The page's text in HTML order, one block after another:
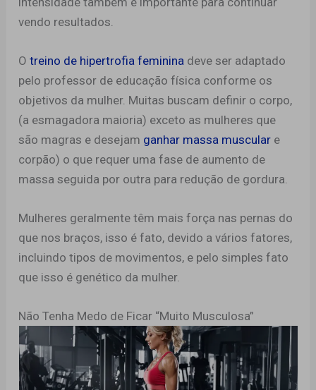
vendo resultados.
Otreino de hipertrofia feminina deve ser adaptado
pelo professor de educação física conforme os
objetivos da mulher. Muitas buscam definir o corpo,
(a esmagadora maioria) exceto as mulheres que
são magras e desejam ganhar massa muscular e
corpão) o que requer uma fase de aumento de
massa seguida por outra para redução de gordura.
Mulheres geralmente têm mais força nas pernas do
que nos braços, isso é fato, devido a vários fatores,
incluindo tipos de movimentos, e pelo simples fato
que isso é genético da mulher.
Não Tenha Medo de Ficar “Muito Musculosa”